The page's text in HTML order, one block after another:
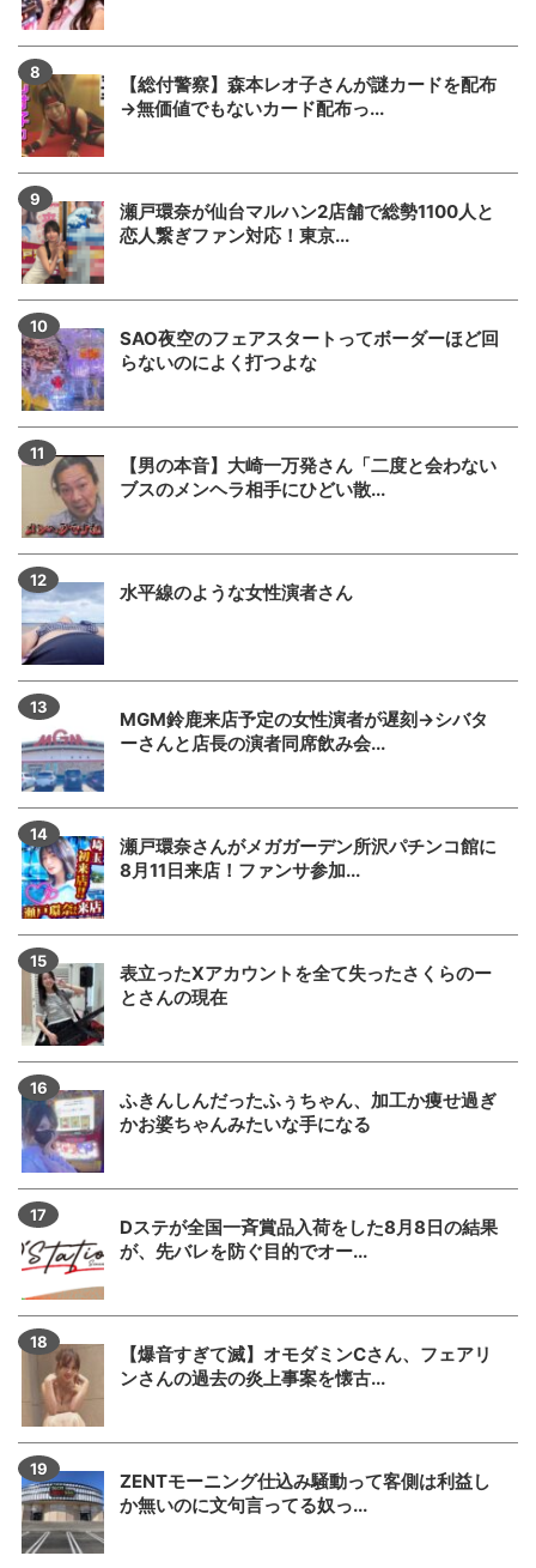
【総付警察】森本レオ子さんが謎カードを配布
→無価値でもないカード配布っ...
瀬戸環奈が仙台マルハン2店舗で総勢1100人と
恋人繋ぎファン対応！東京...
SAO夜空のフェアスタートってボーダーほど回
らないのによく打つよな
【男の本音】大崎一万発さん「二度と会わない
ブスのメンヘラ相手にひどい散...
水平線のような女性演者さん
MGM鈴鹿来店予定の女性演者が遅刻→シバタ
ーさんと店長の演者同席飲み会...
瀬戸環奈さんがメガガーデン所沢パチンコ館に
8月11日来店！ファンサ参加...
表立ったXアカウントを全て失ったさくらのー
とさんの現在
ふきんしんだったふぅちゃん、加工か痩せ過ぎ
かお婆ちゃんみたいな手になる
Dステが全国一斉賞品入荷をした8月8日の結果
が、先バレを防ぐ目的でオー...
【爆音すぎて滅】オモダミンCさん、フェアリ
ンさんの過去の炎上事案を懐古...
ZENTモーニング仕込み騒動って客側は利益し
か無いのに文句言ってる奴っ...